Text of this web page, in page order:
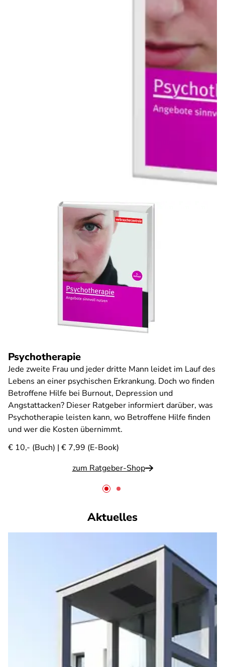
Psychotherapie
Jede zweite Frau und jeder dritte Mann leidet im Lauf des
Lebens an einer psychischen Erkrankung. Doch wo finden
Betroffene Hilfe bei Burnout, Depression und
Angstattacken? Dieser Ratgeber informiert darüber, was
Psychotherapie leisten kann, wo Betroffene Hilfe finden
und wer die Kosten übernimmt.
€ 10,- (Buch) | € 7,99 (E-Book)
zum Ratgeber-Shop
Aktuelles